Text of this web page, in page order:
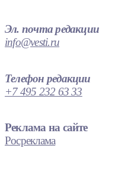
Эл. почта редакции
info@vesti.ru
Телефон редакции
+7 495 232 63 33
Реклама на сайте
Росреклама